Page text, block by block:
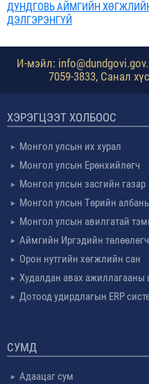
ДУНДГОВЬ АЙМГИЙН
ДЭЛГЭРЭНГҮЙ
И-мэйл:
7059-3833, Санал
ХЭРЭГЦЭЭТ ХОЛБООС
Монгол улсын их хурал
Монгол улсын Ерөнхийлөгч
Монгол улсын засгийн газар
Монгол улсын Төрийн
Монгол улсын авилгатай
Аймгийн Иргэдийн
Орон нутгийн хөгжлийн сан
Худалдан авах ажиллагааны
Дотоод удирдлагын ERP
СУМД
Адаацаг сум